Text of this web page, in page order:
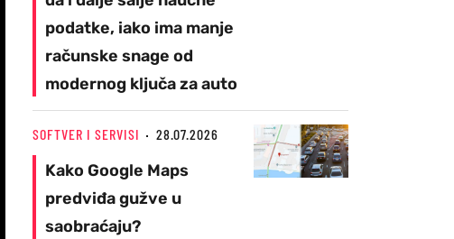
podatke, iako ima manje
računske snage od
modernog ključa za auto
SOFTVER I SERVISI 28.07.2026
Kako Google Maps
predviđa gužve u
saobraćaju?